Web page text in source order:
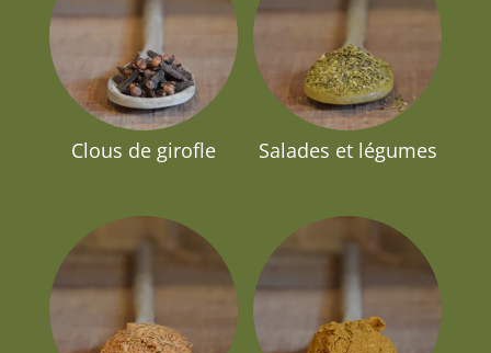
Clous de girofle Salades et légumes